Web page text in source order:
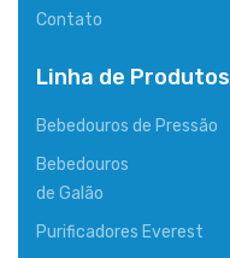
Contato
Linha de Produtos
Bebedouros de Pressão
Bebedouros
de Galão
Purificadores Everest